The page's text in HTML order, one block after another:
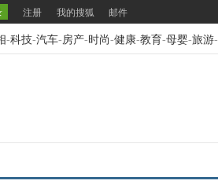
注册 我的搜狐 邮件
-科技-汽车-房产-时尚-健康-教育-母婴-旅游-